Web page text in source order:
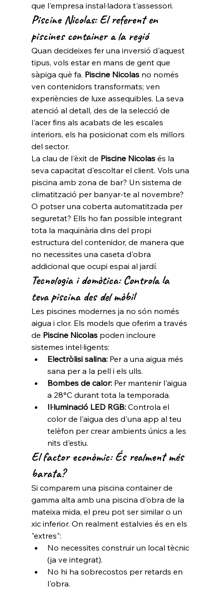
que l'empresa instal·ladora t'assessori.
Piscine Nicolas: El referent en
piscines container a la regió
Quan decideixes fer una inversió d'aquest
tipus, vols estar en mans de gent que
sàpiga què fa. Piscine Nicolas no només
ven contenidors transformats; ven
experiències de luxe assequibles. La seva
atenció al detall, des de la selecció de
l'acer fins als acabats de les escales
interiors, els ha posicionat com els millors
del sector.
La clau de l'èxit de Piscine Nicolas és la
seva capacitat d'escoltar el client. Vols una
piscina amb zona de bar? Un sistema de
climatització per banyar-te al novembre?
O potser una coberta automatitzada per
seguretat? Ells ho fan possible integrant
tota la maquinària dins del propi
estructura del contenidor, de manera que
no necessites una caseta d'obra
addicional que ocupi espai al jardí.
Tecnologia i domòtica: Controla la
teva piscina des del mòbil
Les piscines modernes ja no són només
aigua i clor. Els models que oferim a través
de Piscine Nicolas poden incloure
sistemes intel·ligents:
Electròlisi salina: Per a una aigua més
sana per a la pell i els ulls.
Bombes de calor: Per mantenir l'aigua
a 28°C durant tota la temporada.
Il·luminació LED RGB: Controla el
color de l'aigua des d'una app al teu
telèfon per crear ambients únics a les
nits d'estiu.
El factor econòmic: És realment més
barata?
Si comparem una piscina container de
gamma alta amb una piscina d'obra de la
mateixa mida, el preu pot ser similar o un
xic inferior. On realment estalvies és en els
"extres":
No necessites construir un local tècnic
(ja ve integrat).
No hi ha sobrecostos per retards en
l'obra.